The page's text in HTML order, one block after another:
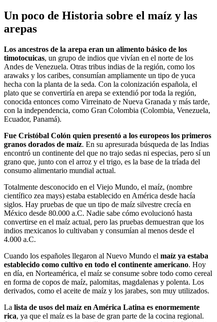
Un poco de Historia sobre el maíz y las
arepas
Los ancestros de la arepa eran un alimento básico de los
timotocuicas, un grupo de indios que vivían en el norte de los
Andes de Venezuela. Otras tribus indias de la región, como los
arawaks y los caribes, consumían ampliamente un tipo de yuca
hecha con la planta de la seda. Con la colonización española, el
plato que se convertiría en arepa se extendió por toda la región,
conocida entonces como Virreinato de Nueva Granada y más tarde,
con la independencia, como Gran Colombia (Colombia, Venezuela,
Ecuador, Panamá).
Fue Cristóbal Colón quien presentó a los europeos los primeros
granos dorados de maíz. En su apresurada búsqueda de las Indias
encontró un continente del que no trajo sedas ni especias, pero sí un
grano que, junto con el arroz y el trigo, es la base de la tríada del
consumo alimentario mundial actual.
Totalmente desconocido en el Viejo Mundo, el maíz, (nombre
científico zea mays) estaba establecido en América desde hacía
siglos. Hay pruebas de que un tipo de maíz silvestre crecía en
México desde 80.000 a.C. Nadie sabe cómo evolucionó hasta
convertirse en el maíz actual, pero las pruebas demuestran que los
indios mexicanos lo cultivaban y consumían al menos desde el
4.000 a.C.
Cuando los españoles llegaron al Nuevo Mundo el maíz ya estaba
establecido como cultivo en todo el continente americano. Hoy
en día, en Norteamérica, el maíz se consume sobre todo como cereal
en forma de copos de maíz, palomitas, magdalenas y polenta. Los
derivados, como el aceite de maíz y los jarabes, son muy utilizados.
La lista de usos del maíz en América Latina es enormemente
rica, ya que el maíz es la base de gran parte de la cocina regional.